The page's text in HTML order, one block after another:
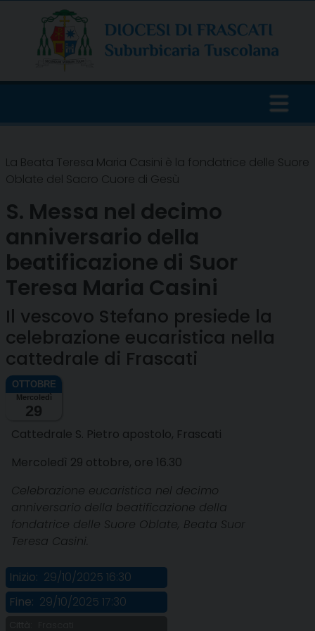
content
La Beata Teresa Maria Casini è la fondatrice delle Suore
Oblate del Sacro Cuore di Gesù
S. Messa nel decimo
anniversario della
beatificazione di Suor
Teresa Maria Casini
Il vescovo Stefano presiede la
celebrazione eucaristica nella
cattedrale di Frascati
Mercoledì
29
Cattedrale S. Pietro apostolo, Frascati
Mercoledì 29 ottobre, ore 16.30
Celebrazione eucaristica nel decimo
anniversario della beatificazione della
fondatrice delle Suore Oblate, Beata Suor
Teresa Casini.
Inizio: 29/10/2025 16:30
Fine: 29/10/2025 17:30